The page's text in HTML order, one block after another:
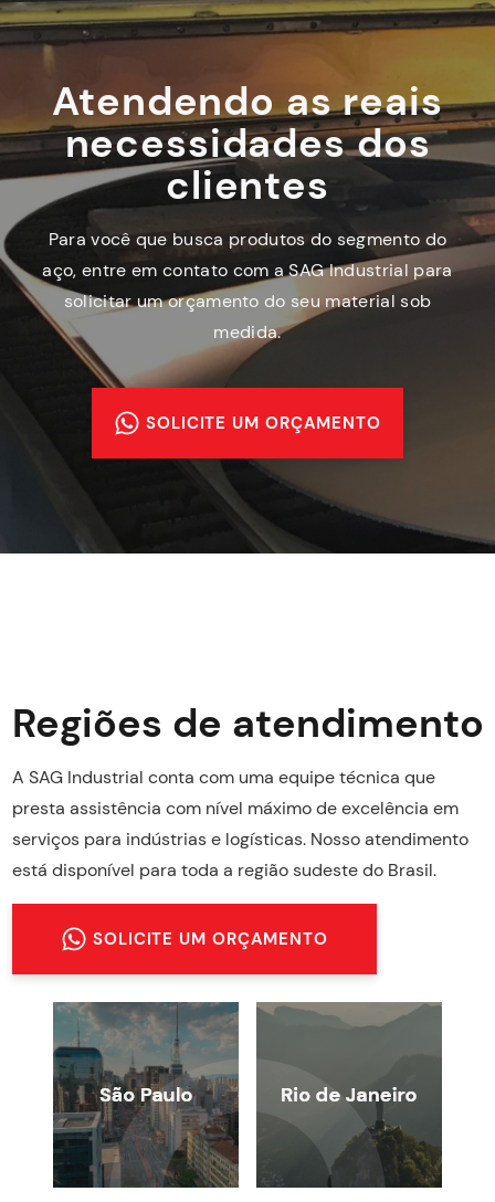
Atendendo as reais
necessidades dos
clientes
Para você que busca produtos do segmento do
aço, entre em contato com a SAG Industrial para
solicitar um orçamento do seu material sob
medida.
SOLICITE UM ORÇAMENTO
Regiões de atendimento
A SAG Industrial conta com uma equipe técnica que
presta assistência com nível máximo de excelência em
serviços para indústrias e logísticas. Nosso atendimento
está disponível para toda a região sudeste do Brasil.
SOLICITE UM ORÇAMENTO